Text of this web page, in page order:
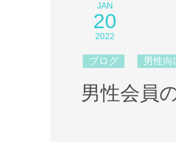
JAN
20
2022
ブログ 男性向
男性会員